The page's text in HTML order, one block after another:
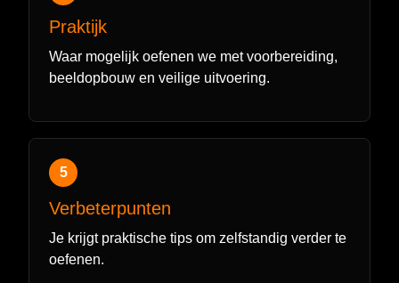
Praktijk
Waar mogelijk oefenen we met voorbereiding,
beeldopbouw en veilige uitvoering.
5
Verbeterpunten
Je krijgt praktische tips om zelfstandig verder te
oefenen.